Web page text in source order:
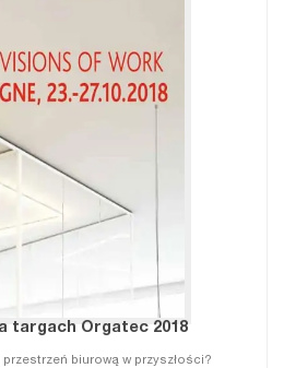
targach Orgatec 2018
biurową w przyszłości?